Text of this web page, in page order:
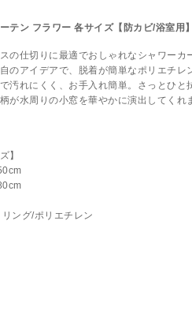
テン フラワー 各サイズ【防カビ/浴室用】
の仕切りに最適でおしゃれなシャワーカ
のアイデアで、脱着が簡単なポリエチレ
汚れにくく、お手入れ簡単。さっとひと
が水周りの小窓を華やかに演出してくれ
】
ング/ポリエチレン